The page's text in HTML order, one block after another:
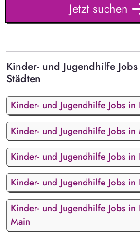
Jetzt suchen
Kinder- und Jugendhilfe
Städten
Kinder- und Jugendhilfe Jobs in
Kinder- und Jugendhilfe Jobs in
Kinder- und Jugendhilfe Jobs in
Kinder- und Jugendhilfe Jobs in
Kinder- und Jugendhilfe Jobs in
Main